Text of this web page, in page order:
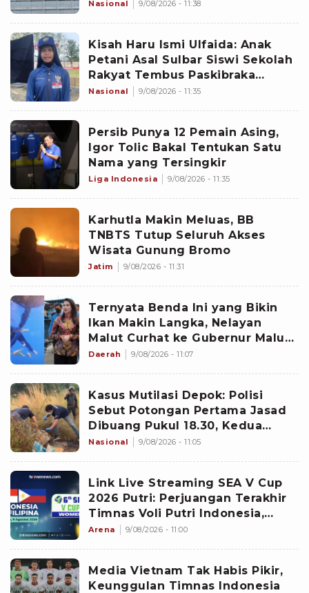
Nasional 9/08/2026 - 11:38
Kisah Haru Ismi Ulfaida: Anak
Petani Asal Sulbar Siswi Sekolah
Rakyat Tembus Paskibraka
Nasional di Istana Merdeka HUT
Nasional 9/08/2026 - 11:35
Persib Punya 12 Pemain Asing,
Igor Tolic Bakal Tentukan Satu
Nama yang Tersingkir
Liga Indonesia 9/08/2026 - 11:35
Karhutla Makin Meluas, BB
TNBTS Tutup Seluruh Akses
Wisata Gunung Bromo
Jatim 9/08/2026 - 11:31
Ternyata Benda Ini yang Bikin
Ikan Makin Langka, Nelayan
Malut Curhat ke Gubernur Malut
Sherly Tjoanda soal Rumpon
Daerah 9/08/2026 - 11:07
Kasus Mutilasi Depok: Polisi
Sebut Potongan Pertama Jasad
Dibuang Pukul 18.30, Kedua
Pukul 19.00
Nasional 9/08/2026 - 11:05
Link Live Streaming SEA V Cup
2026 Putri: Perjuangan Terakhir
Timnas Voli Putri Indonesia,
Garuda Pertiwi Lawan Filipina
Arena 9/08/2026 - 11:00
Media Vietnam Tak Habis Pikir,
Keunggulan Timnas Indonesia